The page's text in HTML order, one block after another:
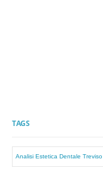
TAGS
Analisi Estetica Dentale Treviso